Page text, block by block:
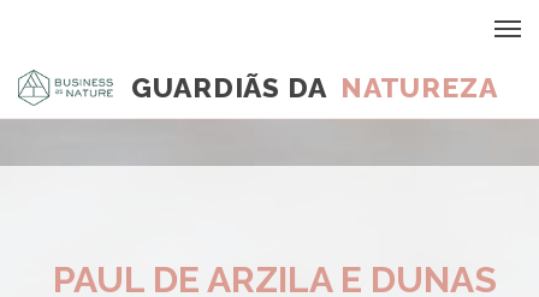
GUARDIÃS DA NATUREZA
PAUL DE ARZILA E DUNAS